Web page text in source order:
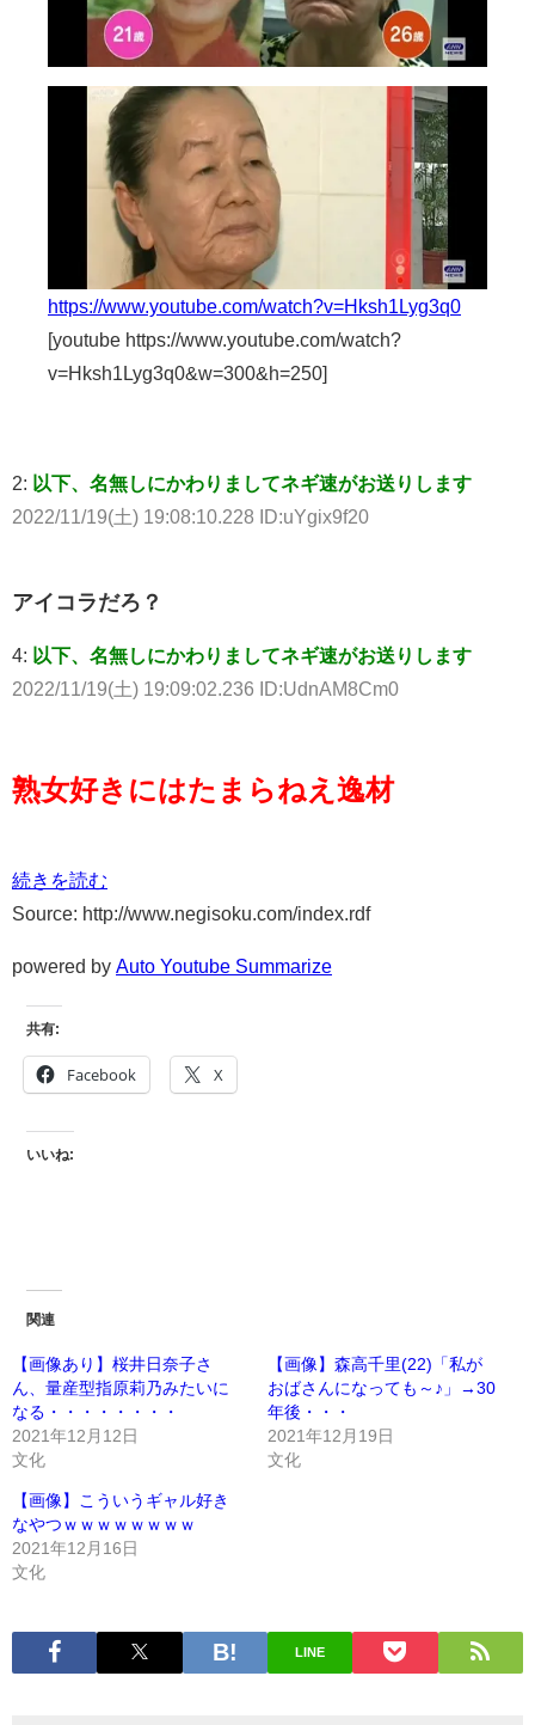
https://www.youtube.com/watch?v=Hksh1Lyg3q0
[youtube https://www.youtube.com/watch?
v=Hksh1Lyg3q0&w=300&h=250]
2: 以下、名無しにかわりましてネギ速がお送りします
2022/11/19(土) 19:08:10.228 ID:uYgix9f20
アイコラだろ？
4: 以下、名無しにかわりましてネギ速がお送りします
2022/11/19(土) 19:09:02.236 ID:UdnAM8Cm0
熟女好きにはたまらねえ逸材
続きを読む
Source: http://www.negisoku.com/index.rdf
powered by Auto Youtube Summarize
共有:
Facebook X
いいね:
関連
【画像あり】桜井日奈子さ
ん、量産型指原莉乃みたいに
なる・・・・・・・・
2021年12月12日
文化
【画像】森高千里(22)「私が
おばさんになっても～♪」→30
年後・・・
2021年12月19日
文化
【画像】こういうギャル好き
なやつｗｗｗｗｗｗｗｗ
2021年12月16日
文化
LINE